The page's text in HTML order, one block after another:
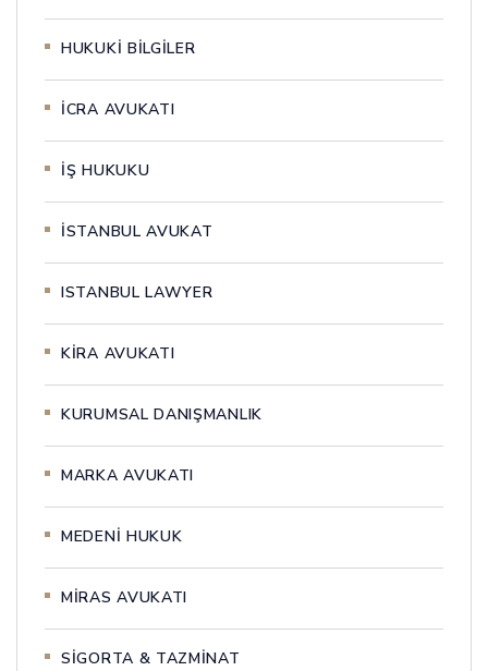
HUKUKİ BİLGİLER
İCRA AVUKATI
İŞ HUKUKU
İSTANBUL AVUKAT
ISTANBUL LAWYER
KİRA AVUKATI
KURUMSAL DANIŞMANLIK
MARKA AVUKATI
MEDENİ HUKUK
MİRAS AVUKATI
SİGORTA & TAZMİNAT